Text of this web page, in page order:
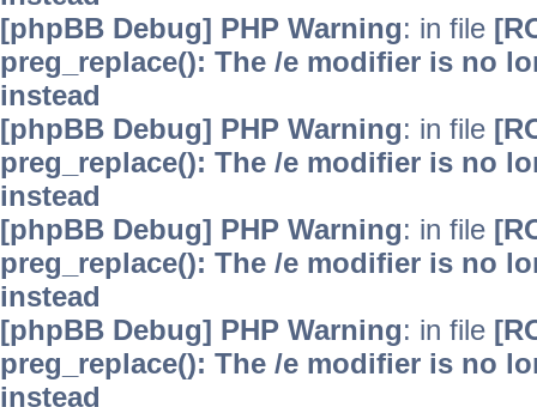
[phpBB Debug] PHP Warning: in file
preg_replace(): The /e modifier is no
instead
[phpBB Debug] PHP Warning: in file
preg_replace(): The /e modifier is no
instead
[phpBB Debug] PHP Warning: in file
preg_replace(): The /e modifier is no
instead
[phpBB Debug] PHP Warning: in file
preg_replace(): The /e modifier is no
instead